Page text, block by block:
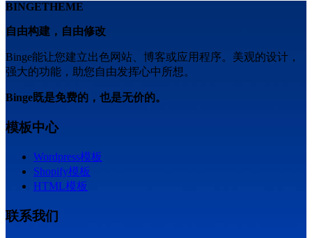
BINGETHEME
自由构建，自由修改
Binge能让您建立出色网站、博客或应用程序。美观的设计，
强大的功能，助您自由发挥心中所想。
Binge既是免费的，也是无价的。
模板中心
Wordpress模板
Shopify模板
HTML模板
联系我们